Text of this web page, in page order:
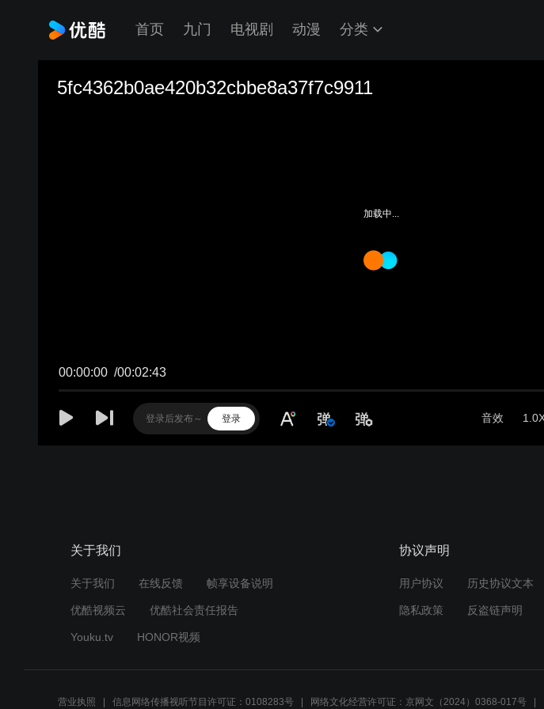
首页 九门 电视剧 动漫 分类
加载中...
关于我们
关于我们 在线反馈 帧享设备说明
优酷视频云 优酷社会责任报告
Youku.tv HONOR视频
协议声明
用户协议 历史协议文本
隐私政策 反盗链声明
营业执照 信息网络传播视听节目许可证：0108283号 网络文化经营许可证：京网文（2024）0368-017号